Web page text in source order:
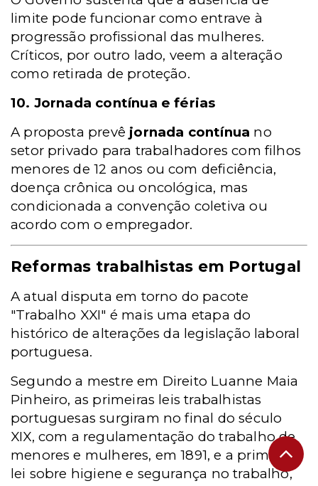
limite pode funcionar como entrave à
progressão profissional das mulheres.
Críticos, por outro lado, veem a alteração
como retirada de proteção.
10. Jornada contínua e férias
A proposta prevê jornada contínua no
setor privado para trabalhadores com filhos
menores de 12 anos ou com deficiência,
doença crônica ou oncológica, mas
condicionada a convenção coletiva ou
acordo com o empregador.
Reformas trabalhistas em Portugal
A atual disputa em torno do pacote
"Trabalho XXI" é mais uma etapa do
histórico de alterações da legislação laboral
portuguesa.
Segundo a mestre em Direito Luanne Maia
Pinheiro, as primeiras leis trabalhistas
portuguesas surgiram no final do século
XIX, com a regulamentação do trabalho de
menores e mulheres, em 1891, e a primeira
lei sobre higiene e segurança no trabalho,